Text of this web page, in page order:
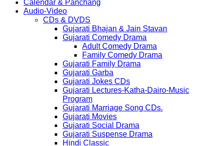
Calendar & Panchang
Audio-Video
CDs & DVDS
Gujarati Bhajan & Jain Stavan
Gujarati Comedy Drama
Adult Comedy Drama
Family Comedy Drama
Gujarati Family Drama
Gujarati Garba
Gujarati Jokes CDs
Gujarati Lectures-Katha-Dairo-Music
Program
Gujarati Marriage Song CDs.
Gujarati Movies
Gujarati Social Drama
Gujarati Suspense Drama
Hindi Classic